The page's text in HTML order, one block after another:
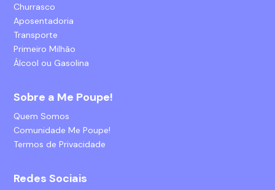
Churrasco
Aposentadoria
Transporte
Primeiro Milhão
Álcool ou Gasolina
Sobre a Me Poupe!
Quem Somos
Comunidade Me Poupe!
Termos de Privacidade
Redes Sociais